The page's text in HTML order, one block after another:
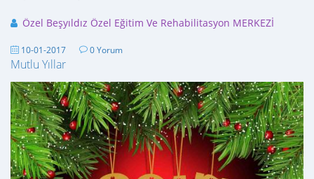
Özel Beşyıldız Özel Eğitim Ve Rehabilitasyon MERKEZİ
10-01-2017 0 Yorum
Mutlu Yıllar